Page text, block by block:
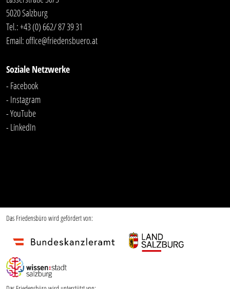
5020 Salzburg
Tel.:+43 (0) 662/ 87 39 31
Email:office@friedensbuero.at
Soziale Netzwerke
- Facebook
- Instagram
- YouTube
- LinkedIn
Das Friedensbüro wird gefördert von: